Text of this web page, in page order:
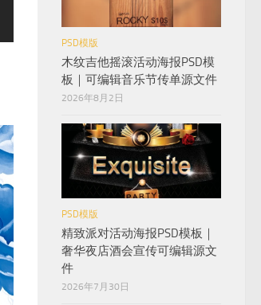
PSD模版
木纹吉他摇滚活动海报PSD模
板｜可编辑音乐节传单源文件
2026年8月2日
PSD模版
精致派对活动海报PSD模板｜
奢华夜店酒会宣传可编辑源文
件
2026年7月30日